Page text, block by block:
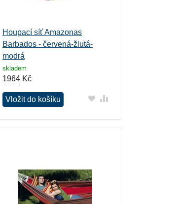
Houpací síť Amazonas
Barbados - červená-žlutá-
modrá
skladem
1964Kč
Vložit do košíku